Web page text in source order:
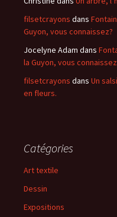
filsetcrayons dans
Guyon, vous connaissez?
Jocelyne Adam dans
la Guyon, vous
filsetcrayons dans Un
en fleurs.
Catégories
Art textile
Dessin
Expositions